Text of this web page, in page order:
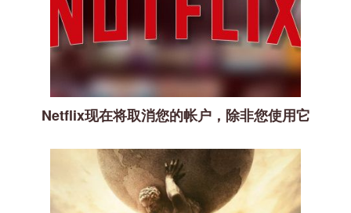
Netflix现在将取消您的帐户，除非您使用它